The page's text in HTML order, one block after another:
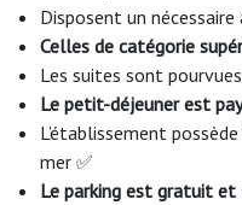
Disposent un
Celles de catégorie
Les suites sont pourvues
Le petit-déjeuner est
L’établissement
mer ✅
Le parking est gratuit et